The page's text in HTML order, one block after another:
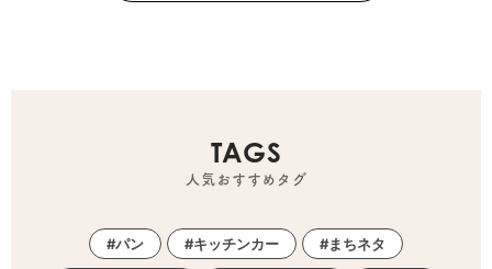
TAGS
人気おすすめタグ
パン キッチンカー まちネタ